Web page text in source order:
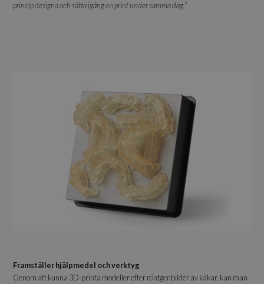
princip designa och sätta igång en print under samma dag.”
Framställer hjälpmedel och verktyg
Genom att kunna 3D-printa modeller efter röntgenbilder av käkar, kan man